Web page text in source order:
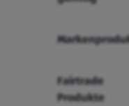
Fairtrade
Produkte